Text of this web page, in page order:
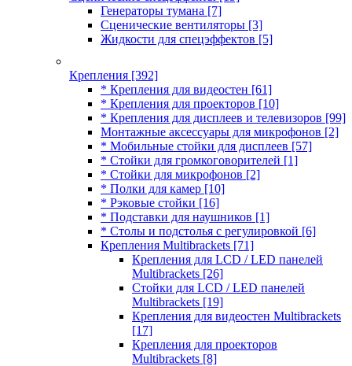
Генераторы тумана [7]
Сценические вентиляторы [3]
Жидкости для спецэффектов [5]
Крепления [392]
* Крепления для видеостен [61]
* Крепления для проекторов [10]
* Крепления для дисплеев и телевизоров [99]
Монтажные аксессуары для микрофонов [2]
* Мобильные стойки для дисплеев [57]
* Стойки для громкоговорителей [1]
* Стойки для микрофонов [2]
* Полки для камер [10]
* Рэковые стойки [16]
* Подставки для наушников [1]
* Столы и подстолья с регулировкой [6]
Крепления Multibrackets [71]
Крепления для LCD / LED панелей
Multibrackets [26]
Стойки для LCD / LED панелей
Multibrackets [19]
Крепления для видеостен Multibrackets
[17]
Крепления для проекторов
Multibrackets [8]